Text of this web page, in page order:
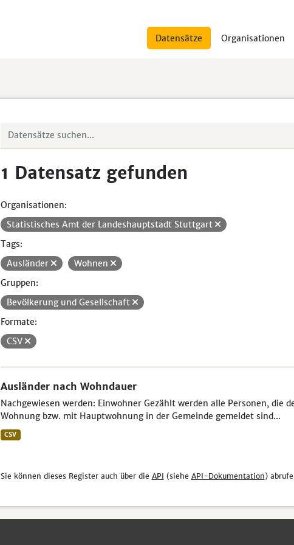
Datensätze Organisationen
1 Datensatz gefunden
Organisationen:
Statistisches Amt der Landeshauptstadt Stuttgart
Tags:
Ausländer
Wohnen
Gruppen:
Bevölkerung und Gesellschaft
Formate:
CSV
Ausländer nach Wohndauer
Nachgewiesen werden: Einwohner Gezählt werden alle Personen,
Wohnung bzw. mit Hauptwohnung in der Gemeinde gemeldet sind...
CSV
Sie können dieses Register auch über die API (siehe API-Dokumentation)